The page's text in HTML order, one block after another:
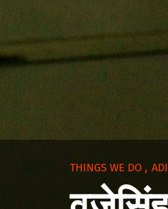
THINGS WE DO ,